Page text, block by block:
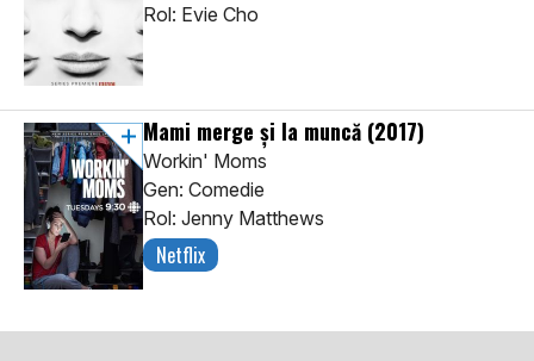
Rol: Evie Cho
Mami merge și la muncă (2017)
Workin' Moms
Gen: Comedie
Rol: Jenny Matthews
Netflix